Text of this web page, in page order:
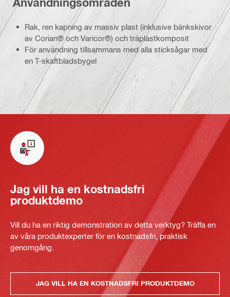
Användningsområden
Rak, ren kapning av massiv plast (inklusive bänkskivor
av Corian® och Varicor®) och träplastkomposit
För användning tillsammans med alla sticksågar med
en T-skaftbladsbygel
Jag vill ha en kostnadsfri
produktdemo
Vill du ha en riktig demonstration av detta verktyg? Träffa en
av våra produktexperter för en kostnadsfri, praktisk
genomgång.
JAG VILL HA EN KOSTNADSFRI PRODUKTDEMO